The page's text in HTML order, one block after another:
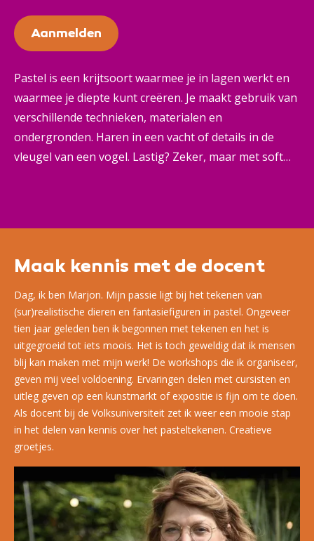
Aanmelden
Pastel is een krijtsoort waarmee je in lagen werkt en
waarmee je diepte kunt creëren. Je maakt gebruik van
verschillende technieken, materialen en
ondergronden. Haren in een vacht of details in de
vleugel van een vogel. Lastig? Zeker, maar met soft
gemaakte tekening.
Maak kennis met de docent
Dag, ik ben Marjon. Mijn passie ligt bij het tekenen van
(sur)realistische dieren en fantasiefiguren in pastel. Ongeveer
tien jaar geleden ben ik begonnen met tekenen en het is
uitgegroeid tot iets moois. Het is toch geweldig dat ik mensen
blij kan maken met mijn werk! De workshops die ik organiseer,
geven mij veel voldoening. Ervaringen delen met cursisten en
uitleg geven op een kunstmarkt of expositie is fijn om te doen.
Als docent bij de Volksuniversiteit zet ik weer een mooie stap
in het delen van kennis over het pasteltekenen. Creatieve
groetjes.